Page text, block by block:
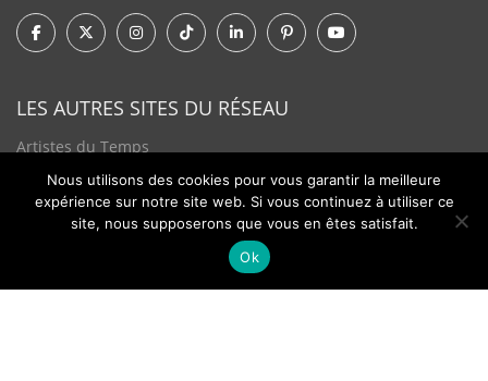
LES AUTRES SITES DU RÉSEAU
Artistes du Temps
Tendances Plurielles
Nous utilisons des cookies pour vous garantir la meilleure
expérience sur notre site web. Si vous continuez à utiliser ce
site, nous supposerons que vous en êtes satisfait.
Ok